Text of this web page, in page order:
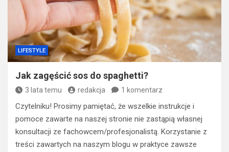
LIFESTYLE
Jak zagęścić sos do spaghetti?
3 lata temu redakcja 1 komentarz
Czytelniku! Prosimy pamiętać, że wszelkie instrukcje i
pomoce zawarte na naszej stronie nie zastąpią własnej
konsultacji ze fachowcem/profesjonalistą. Korzystanie z
treści zawartych na naszym blogu w praktyce zawsze